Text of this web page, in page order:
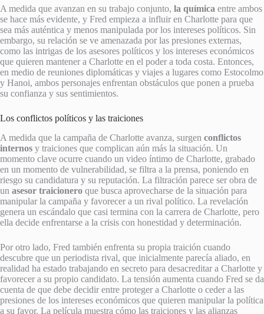
A medida que avanzan en su trabajo conjunto, la química entre ambos
se hace más evidente, y Fred empieza a influir en Charlotte para que
sea más auténtica y menos manipulada por los intereses políticos. Sin
embargo, su relación se ve amenazada por las presiones externas,
como las intrigas de los asesores políticos y los intereses económicos
que quieren mantener a Charlotte en el poder a toda costa. Entonces,
en medio de reuniones diplomáticas y viajes a lugares como Estocolmo
y Hanoi, ambos personajes enfrentan obstáculos que ponen a prueba
su confianza y sus sentimientos.
Los conflictos políticos y las traiciones
A medida que la campaña de Charlotte avanza, surgen conflictos
internos y traiciones que complican aún más la situación. Un
momento clave ocurre cuando un video íntimo de Charlotte, grabado
en un momento de vulnerabilidad, se filtra a la prensa, poniendo en
riesgo su candidatura y su reputación. La filtración parece ser obra de
un asesor traicionero que busca aprovecharse de la situación para
manipular la campaña y favorecer a un rival político. La revelación
genera un escándalo que casi termina con la carrera de Charlotte, pero
ella decide enfrentarse a la crisis con honestidad y determinación.
Por otro lado, Fred también enfrenta su propia traición cuando
descubre que un periodista rival, que inicialmente parecía aliado, en
realidad ha estado trabajando en secreto para desacreditar a Charlotte y
favorecer a su propio candidato. La tensión aumenta cuando Fred se da
cuenta de que debe decidir entre proteger a Charlotte o ceder a las
presiones de los intereses económicos que quieren manipular la política
a su favor. La película muestra cómo las traiciones y las alianzas